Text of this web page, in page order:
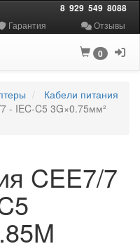
8 929 549 8088
Гарантия Отзывы
0
Кабели питания
- IEC-C5 3G×0.75мм²
CEE7/7